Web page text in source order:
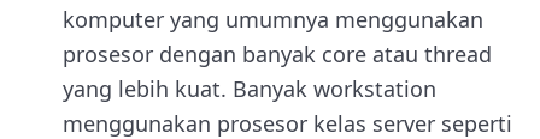
komputer yang umumnya menggunakan
prosesor dengan banyak core atau thread
yang lebih kuat. Banyak workstation
menggunakan prosesor kelas server seperti